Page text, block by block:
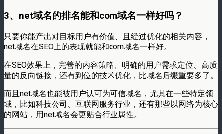
3、net域名的排名能和com域名一样好吗？​
只要你能产出对目标用户有价值、且经过优化的相关内容，
net域名在SEO上的表现就能和com域名一样好。
在SEO效果上，完善的内容策略、明确的用户需求定位、高质
量的反向链接，还有到位的技术优化，比域名后缀重要多了。​
而且net域名也能被用户认可为可信域名，尤其在一些特定领
域，比如科技公司、互联网服务行业，还有那些以网络为核心
的网站，用net域名会更贴合行业属性。​